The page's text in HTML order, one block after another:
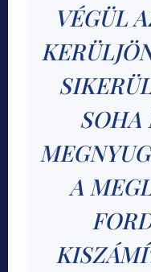
VÉGÜL
SOHA
A